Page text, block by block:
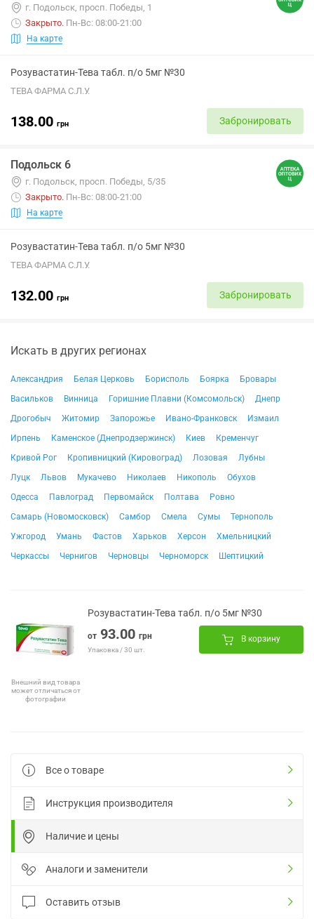
г. Подольск, просп. Победы, 1
Закрыто. Пн-Вс: 08:00-21:00
На карте
Розувастатин-Тева табл. п/о 5мг №30
ТЕВА ФАРМА С.Л.У.
138.00 грн Забронировать
Подольск 6
г. Подольск, просп. Победы, 5/35
Закрыто. Пн-Вс: 08:00-21:00
На карте
Розувастатин-Тева табл. п/о 5мг №30
ТЕВА ФАРМА С.Л.У.
132.00 грн Забронировать
Искать в других регионах
Александрия Белая Церковь Борисполь Боярка
Бровары
Васильков
Винница Горишние Плавни (Комсомольск)
Днепр
Дрогобыч
Житомир Запорожье Ивано-Франковск
Измаил
Ирпень
Каменское (Днепродзержинск) Киев
Кременчуг
Кривой Рог
Кропивницкий (Кировоград) Лозовая
Лубны
Луцк
Львов Мукачево Николаев Никополь
Обухов
Одесса
Павлоград Первомайск Полтава
Ровно
Самарь (Новомосковск)
Самбор Смела Сумы
Тернополь
Ужгород
Умань Фастов Харьков Херсон
Хмельницкий
Черкассы
Чернигов Черновцы Черноморск Шептицкий
Внешний вид товара
может отличаться от
фотографии
Розувастатин-Тева табл. п/о 5мг №30
от 93.00 грн
Упаковка / 30 шт.
В корзину
Все о товаре
Инструкция производителя
Наличие и цены
Аналоги и заменители
Оставить отзыв